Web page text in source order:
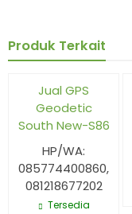
Produk Terkait
Jual GPS
Geodetic
South New-S86
HP/WA:
085774400860,
081218677202
Tersedia